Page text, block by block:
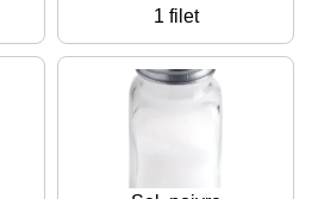
1 filet